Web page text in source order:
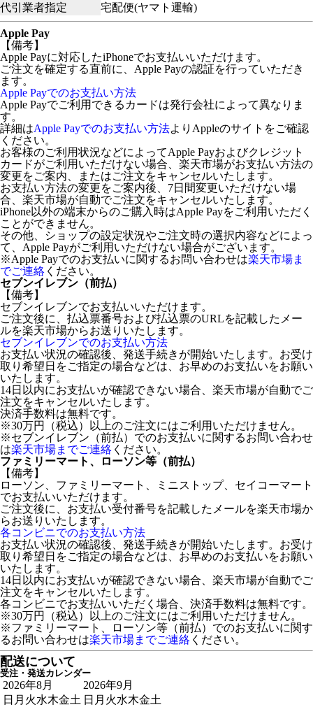
代引業者指定
宅配便(ヤマト運輸)
Apple Pay
【備考】
Apple Payに対応したiPhoneでお支払いいただけます。
ご注文を確定する直前に、Apple Payの認証を行っていただき
ます。
Apple Payでのお支払い方法
Apple Payでご利用できるカードは発行会社によって異なりま
す。
詳細はApple Payでのお支払い方法よりAppleのサイトをご確認
ください。
お客様のご利用状況などによってApple Payおよびクレジット
カードがご利用いただけない場合、楽天市場がお支払い方法の
変更をご案内、またはご注文をキャンセルいたします。
お支払い方法の変更をご案内後、7日間変更いただけない場
合、楽天市場が自動でご注文をキャンセルいたします。
iPhone以外の端末からのご購入時はApple Payをご利用いただく
ことができません。
その他、ショップの設定状況やご注文時の選択内容などによっ
て、Apple Payがご利用いただけない場合がございます。
※Apple Payでのお支払いに関するお問い合わせは楽天市場ま
でご連絡 ください。
セブンイレブン（前払）
【備考】
セブンイレブンでお支払いいただけます。
ご注文後に、払込票番号および払込票のURLを記載したメー
ルを楽天市場からお送りいたします。
セブンイレブンでのお支払い方法
お支払い状況の確認後、発送手続きが開始いたします。お受け
取り希望日をご指定の場合などは、お早めのお支払いをお願い
いたします。
14日以内にお支払いが確認できない場合、楽天市場が自動でご
注文をキャンセルいたします。
決済手数料は無料です。
※30万円（税込）以上のご注文にはご利用いただけません。
※セブンイレブン（前払）でのお支払いに関するお問い合わせ
は楽天市場までご連絡 ください。
ファミリーマート、ローソン等（前払）
【備考】
ローソン、ファミリーマート、ミニストップ、セイコーマート
でお支払いいただけます。
ご注文後に、お支払い受付番号を記載したメールを楽天市場か
らお送りいたします。
各コンビニでのお支払い方法
お支払い状況の確認後、発送手続きが開始いたします。お受け
取り希望日をご指定の場合などは、お早めのお支払いをお願い
いたします。
14日以内にお支払いが確認できない場合、楽天市場が自動でご
注文をキャンセルいたします。
各コンビニでお支払いいただく場合、決済手数料は無料です。
※30万円（税込）以上のご注文にはご利用いただけません。
※ファミリーマート、ローソン等（前払）でのお支払いに関す
るお問い合わせは楽天市場までご連絡 ください。
配送について
受注・発送カレンダー
2026年8月
日 月 火水木金土
2026年9月
日 月 火水木金土